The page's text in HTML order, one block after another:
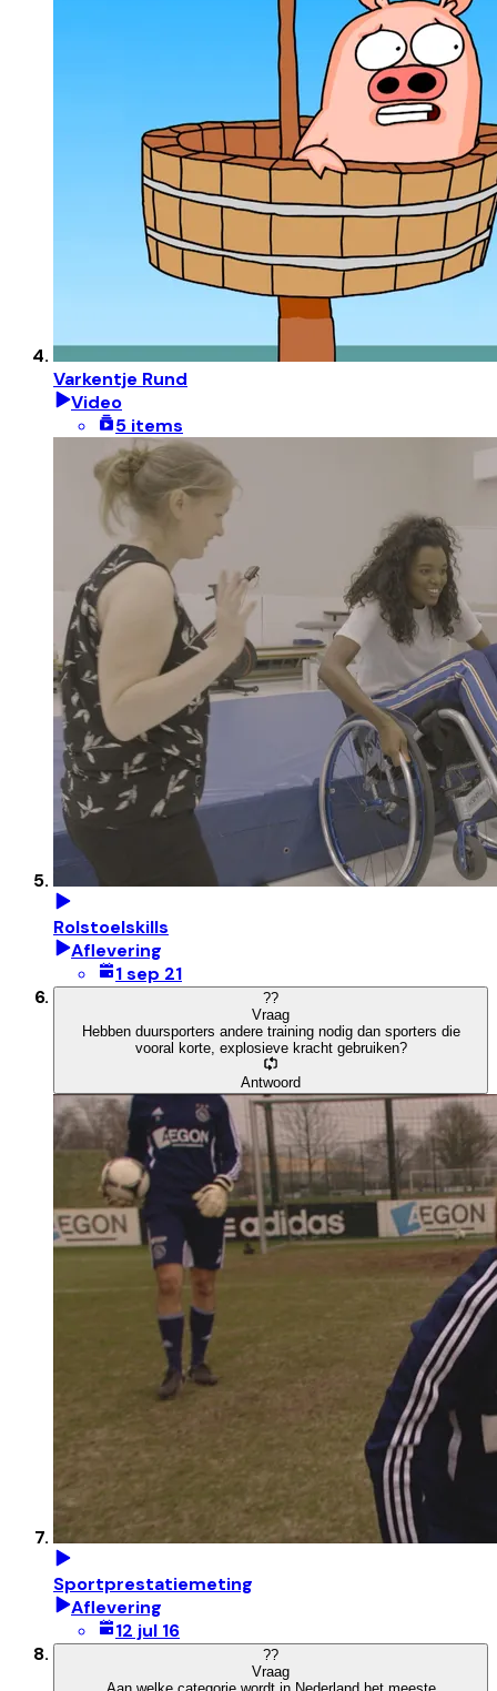
Varkentje Rund
Video
5 items
Rolstoelskills
Aflevering
1 sep 21
??
Vraag
Hebben duursporters andere training nodig dan sporters die
vooral korte, explosieve kracht gebruiken?
Antwoord
Sportprestatiemeting
Aflevering
12 jul 16
??
Vraag